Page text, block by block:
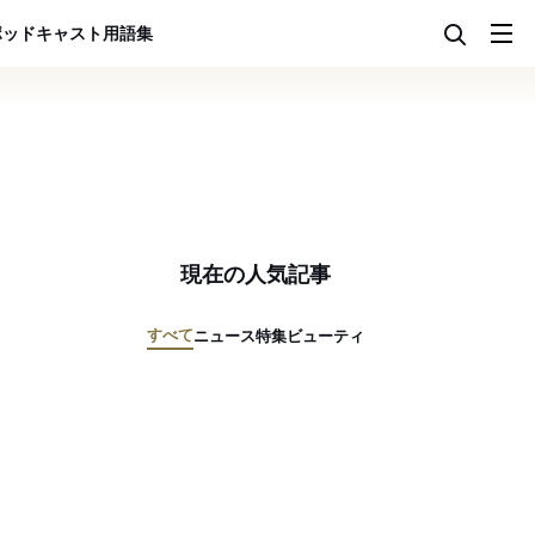
ドキャスト用語集
現在の人気記事
すべてニュース特集ビューティ